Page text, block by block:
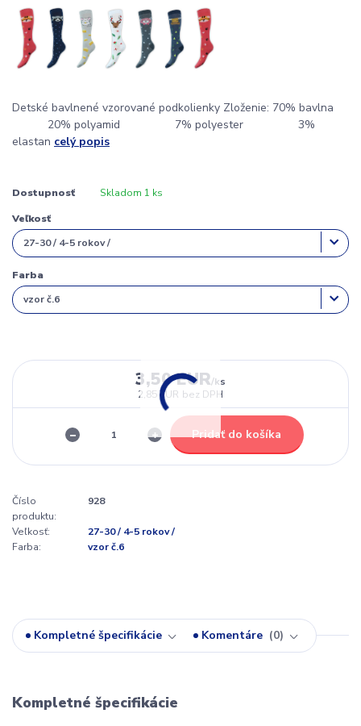
Detské bavlnené vzorované podkolienky Zloženie: 70% bavlna
20% polyamid 7% polyester 3%
elastan celý popis
Dostupnosť Skladom 1 ks
Veľkosť
Farba
3,50 EUR/ks
2,85 EUR bez DPH
Pridať do košíka
Číslo
produktu:
928
Veľkosť:
27-30 / 4-5 rokov /
Farba:
vzor č.6
Kompletné špecifikácie Komentáre 0
Kompletné špecifikácie